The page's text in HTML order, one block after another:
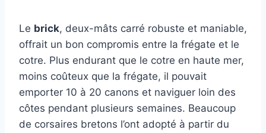
Le brick, deux-mâts carré robuste et maniable,
offrait un bon compromis entre la frégate et le
cotre. Plus endurant que le cotre en haute mer,
moins coûteux que la frégate, il pouvait
emporter 10 à 20 canons et naviguer loin des
côtes pendant plusieurs semaines. Beaucoup
de corsaires bretons l’ont adopté à partir du